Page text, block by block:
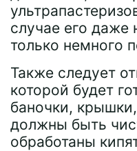
случае его даже
только немного
Также следует
которой будет
баночки,
должны быть
обработаны